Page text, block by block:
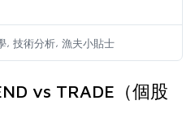
, 技術分析, 漁夫小貼士
vs TRADE（個股